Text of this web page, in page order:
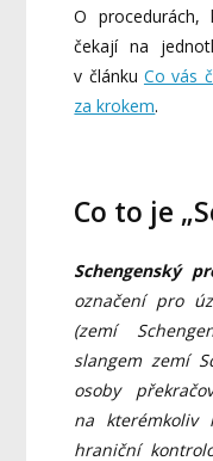
O procedurách,
čekají na
v článku Co vás
za krokem.
Co to je
Schengenský
označení pro
(zemí
slangem zemí
osoby
na
hraniční